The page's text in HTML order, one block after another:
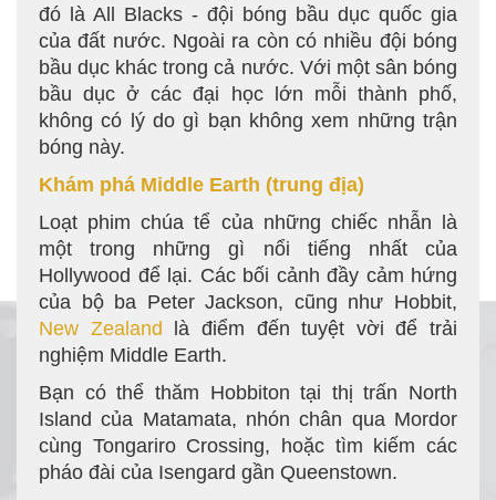
đó là All Blacks - đội bóng bầu dục quốc gia
của đất nước. Ngoài ra còn có nhiều đội bóng
bầu dục khác trong cả nước. Với một sân bóng
bầu dục ở các đại học lớn mỗi thành phố,
không có lý do gì bạn không xem những trận
bóng này.
Khám phá Middle Earth (trung địa)
Loạt phim chúa tể của những chiếc nhẫn là
một trong những gì nổi tiếng nhất của
Hollywood để lại. Các bối cảnh đầy cảm hứng
của bộ ba Peter Jackson, cũng như Hobbit,
New Zealand
là điểm đến tuyệt vời để trải
nghiệm Middle Earth.
Bạn có thể thăm Hobbiton tại thị trấn North
Island của Matamata, nhón chân qua Mordor
cùng Tongariro Crossing, hoặc tìm kiếm các
pháo đài của Isengard gần Queenstown.